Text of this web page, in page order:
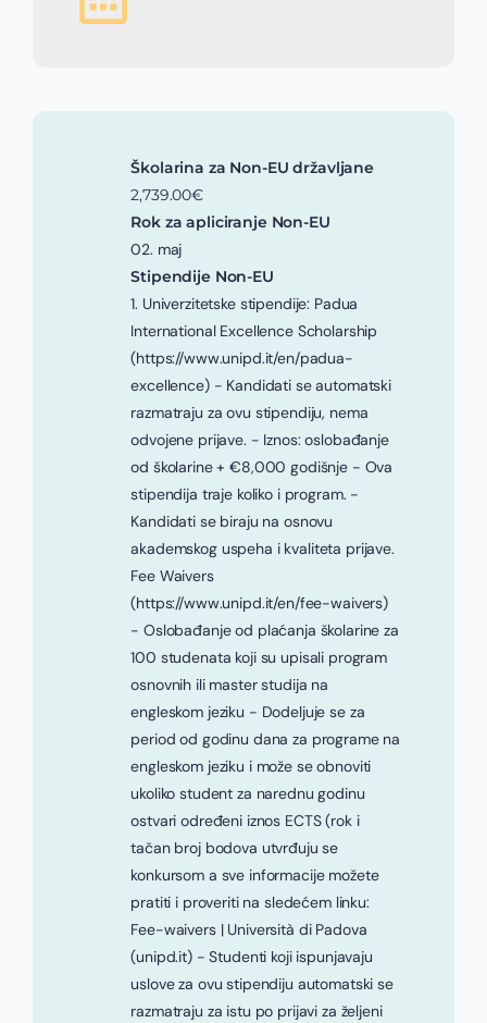
Školarina za Non-EU državljane
2,739.00€
Rok za apliciranje Non-EU
02. maj
Stipendije Non-EU
1. Univerzitetske stipendije: Padua
International Excellence Scholarship
(https://www.unipd.it/en/padua-
excellence) - Kandidati se automatski
razmatraju za ovu stipendiju, nema
odvojene prijave. - Iznos: oslobađanje
od školarine + €8,000 godišnje - Ova
stipendija traje koliko i program. -
Kandidati se biraju na osnovu
akademskog uspeha i kvaliteta prijave.
Fee Waivers
(https://www.unipd.it/en/fee-waivers)
- Oslobađanje od plaćanja školarine za
100 studenata koji su upisali program
osnovnih ili master studija na
engleskom jeziku - Dodeljuje se za
period od godinu dana za programe na
engleskom jeziku i može se obnoviti
ukoliko student za narednu godinu
ostvari određeni iznos ECTS (rok i
tačan broj bodova utvrđuju se
konkursom a sve informacije možete
pratiti i proveriti na sledećem linku:
Fee-waivers | Università di Padova
(unipd.it) - Studenti koji ispunjavaju
uslove za ovu stipendiju automatski se
razmatraju za istu po prijavi za željeni